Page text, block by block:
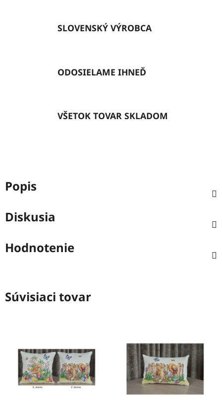
SLOVENSKÝ VÝROBCA
ODOSIELAME IHNEĎ
VŠETOK TOVAR SKLADOM
Popis
Diskusia
Hodnotenie
Súvisiaci tovar